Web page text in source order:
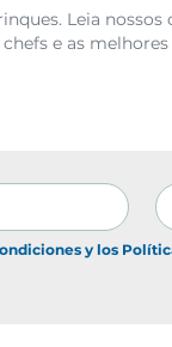
Leia
e as
y los